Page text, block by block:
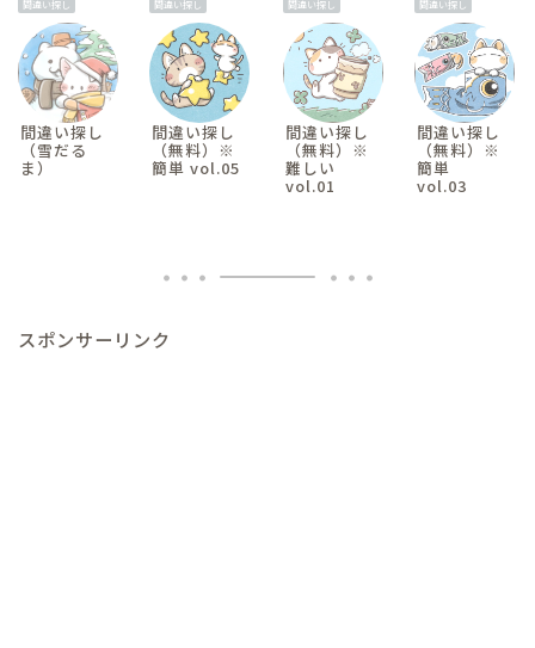
間違い探し
間違い探し
（雪だる
ま）
間違い探し
間違い探し
（無料）※
簡単 vol.05
間違い探し
間違い探し
（無料）※
難しい
vol.01
間違い探し
間違い探し
（無料）※
簡単
vol.03
スポンサーリンク